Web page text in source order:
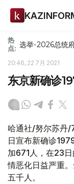
热
点: 选举-2026总统
20:46, 22 7月 2021
东京新确诊
哈通社/努尔苏丹
日宣布新确诊
加671人，在23
情恶化日益严重
五千人。